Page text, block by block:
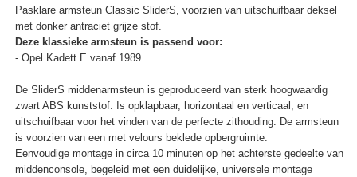
Pasklare armsteun Classic SliderS, voorzien van uitschuifbaar deksel
met donker antraciet grijze stof.
Deze klassieke armsteun is passend voor:
- Opel Kadett E vanaf 1989.
De SliderS middenarmsteun is geproduceerd van sterk hoogwaardig
zwart ABS kunststof. Is opklapbaar, horizontaal en verticaal, en
uitschuifbaar voor het vinden van de perfecte zithouding. De armsteun
is voorzien van een met velours beklede opbergruimte.
Eenvoudige montage in circa 10 minuten op het achterste gedeelte van
middenconsole, begeleid met een duidelijke, universele montage